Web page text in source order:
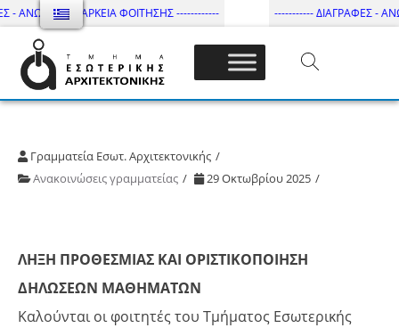
ΑΝΩΤΑΤΗ ΔΙΑΡΚΕΙΑ ΦΟΙΤΗΣΗΣ ------------ ----------- ΔΙΑΓΡΑΦΕΣ -
Τμήμα Εσωτ. Αρχιτεκτονικής – ΔΙ.ΠΑ.Ε
Γραμματεία Εσωτ. Αρχιτεκτονικής
Ανακοινώσεις γραμματείας
29 Οκτωβρίου 2025
ΛΗΞΗ ΠΡΟΘΕΣΜΙΑΣ ΚΑΙ ΟΡΙΣΤΙΚΟΠΟΙΗΣΗ
ΔΗΛΩΣΕΩΝ ΜΑΘΗΜΑΤΩΝ
Καλούνται οι φοιτητές του Τμήματος Εσωτερικής